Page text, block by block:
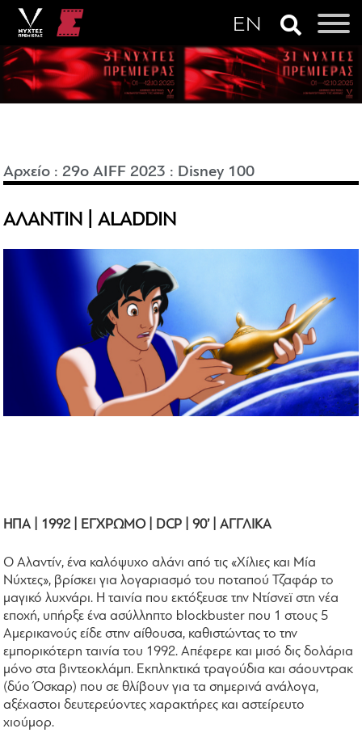
Αρχείο :29o AIFF 2023 : Disney 100
ΑΛΑΝΤΙΝ | ALADDIN
ΗΠΑ | 1992 | ΕΓΧΡΩΜΟ | DCP | 90’ | ΑΓΓΛΙΚΑ
Ο Αλαντίν, ένα καλόψυχο αλάνι από τις «Χίλιες και Μία
Νύχτες», βρίσκει για λογαριασμό του ποταπού Τζαφάρ το
μαγικό λυχνάρι. Η ταινία που εκτόξευσε την Ντίσνεϊ στη νέα
εποχή, υπήρξε ένα ασύλληπτο blockbuster που 1 στους 5
Αμερικανούς είδε στην αίθουσα, καθιστώντας το την
εμπορικότερη ταινία του 1992. Απέφερε και μισό δις δολάρια
μόνο στα βιντεοκλάμπ. Εκπληκτικά τραγούδια και σάουντρακ
(δύο Όσκαρ) που σε θλίβουν για τα σημερινά ανάλογα,
αξέχαστοι δευτερεύοντες χαρακτήρες και αστείρευτο
χιούμορ.